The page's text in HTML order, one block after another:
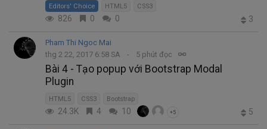
Editors' Choice HTML5 CSS3
826 0 0 3
Pham Thi Ngoc Mai
thg 2 22, 2017 6:58 SA
5 phút đọc
Bài 4 - Tạo popup với Bootstrap Modal
Plugin
HTML5 CSS3 Bootstrap
24.3K 4 10 +5 5